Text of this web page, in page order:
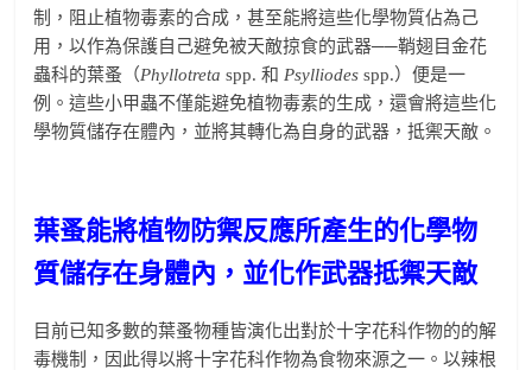
制，阻止植物毒素的合成，甚至能將這些化學物質佔為己
用，以作為保護自己避免被天敵掠食的武器──鞘翅目金花
蟲科的葉蚤（Phyllotreta spp. 和 Psylliodes spp.）便是一
例。這些小甲蟲不僅能避免植物毒素的生成，還會將這些化
學物質儲存在體內，並將其轉化為自身的武器，抵禦天敵。
葉蚤能將植物防禦反應所產生的化學物
質儲存在身體內，並化作武器抵禦天敵
目前已知多數的葉蚤物種皆演化出對於十字花科作物的的解
毒機制，因此得以將十字花科作物為食物來源之一。以辣根